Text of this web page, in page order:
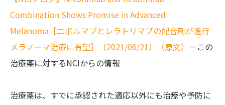
Combination Shows Promise in Advanced
Melanoma［ニボルマブとレラトリマブの配合剤が進行
メラノーマ治療に有望］（2021/06/21）（原文） －この
治療薬に対するNCIからの情報
治療薬は、すでに承認された適応以外にも治療や予防に